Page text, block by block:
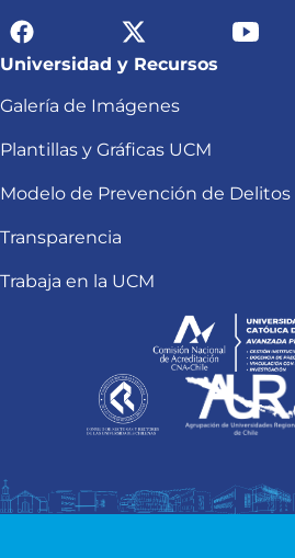
Universidad y Recursos
Galería de Imágenes
Plantillas y Gráficas UCM
Modelo de Prevención de Delitos
Transparencia
Trabaja en la UCM